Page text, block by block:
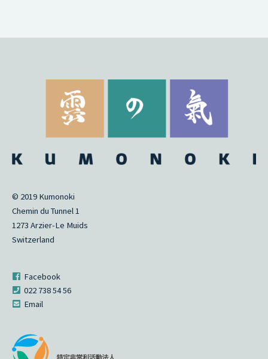
© 2019 Kumonoki
Chemin du Tunnel 1
1273 Arzier-Le Muids
Switzerland
Facebook
022 738 54 56
Email